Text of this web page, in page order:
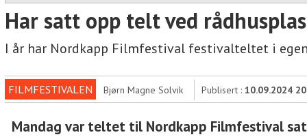
Har satt opp telt ved
I år har Nordkapp Filmfestival festivalteltet i
FILMFESTIVALEN Bjørn Magne Solvik Publisert : 10.09.2024
Mandag var teltet til Nordkapp Filmfestival